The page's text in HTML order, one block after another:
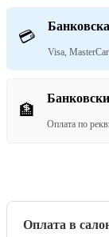
💳
Visa,
🏦
Оплата по
Оплата в